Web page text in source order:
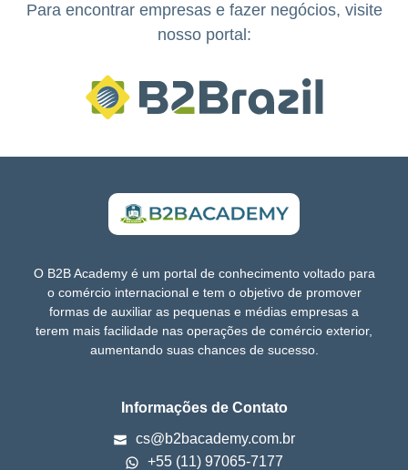
Para encontrar empresas e fazer negócios, visite
nosso portal:
O B2B Academy é um portal de conhecimento voltado para
o comércio internacional e tem o objetivo de promover
formas de auxiliar as pequenas e médias empresas a
terem mais facilidade nas operações de comércio exterior,
aumentando suas chances de sucesso.
Informações de Contato
cs@b2bacademy.com.br
+55 (11) 97065-7177